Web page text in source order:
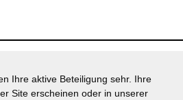
Ihre aktive Beteiligung sehr. Ihre
Site erscheinen oder in unserer